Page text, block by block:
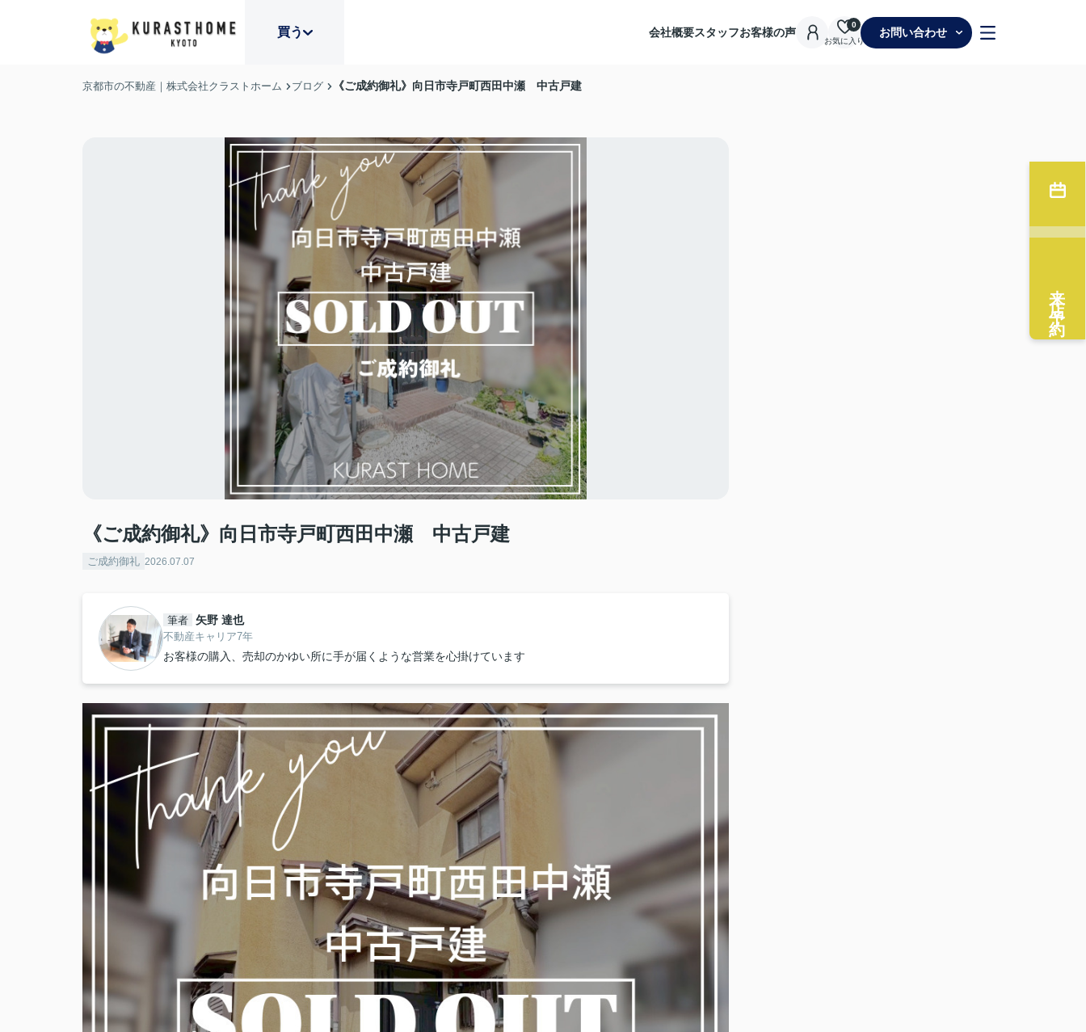
買う 会社概要スタッフお客様の声
お気に入り
0
お問い合わせ
京都市の不動産｜株式会社クラストホーム ブログ 《ご成約御礼》向日市寺戸町西田中瀬 中古戸建
《ご成約御礼》向日市寺戸町西田中瀬 中古戸建
ご成約御礼 2026.07.07
筆者 矢野 達也
不動産キャリア7年
お客様の購入、売却のかゆい所に手が届くような営業を心掛けています
来店予約